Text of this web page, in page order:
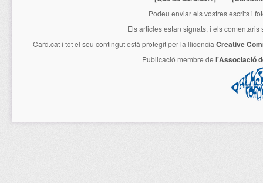
Podeu enviar els vostres escrits i
Els articles estan signats, i els
Card.cati tot el seu contingut està protegit per la llicencia Creative
Publicació membre de l'Associació